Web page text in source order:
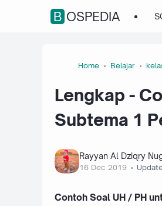
BOSPEDIA
Home Belajar
Lengkap -
Subtema 1
Rayyan Al Dziqry
16 Dec 2019
Contoh Soal UH / PH